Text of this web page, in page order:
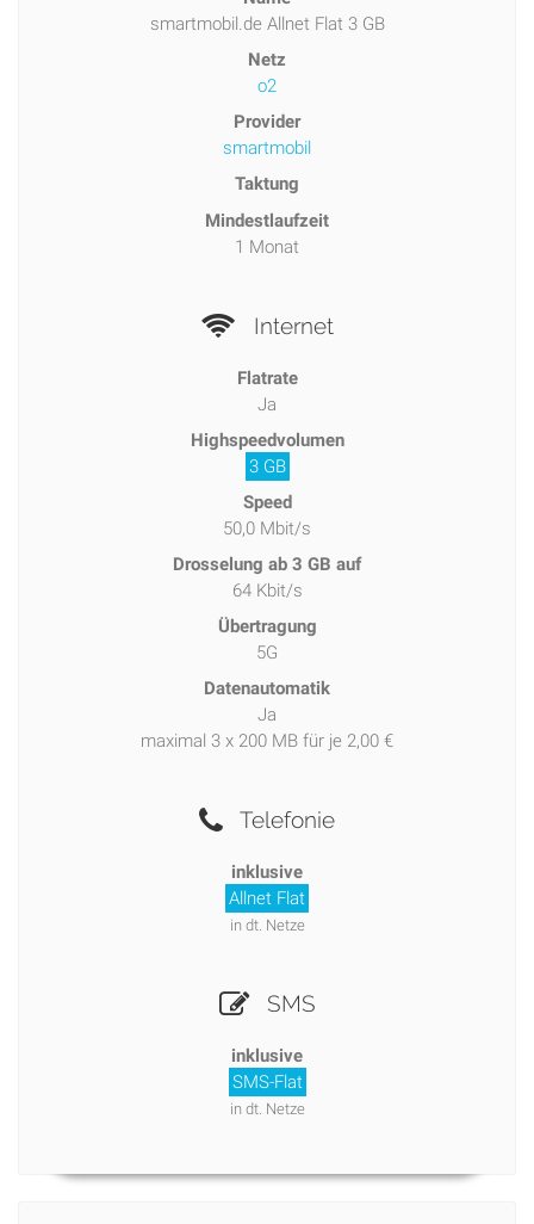
smartmobil.de Allnet Flat 3 GB
Netz
o2
Provider
smartmobil
Taktung
Mindestlaufzeit
1 Monat
Internet
Flatrate
Ja
Highspeedvolumen
3 GB
Speed
50,0 Mbit/s
Drosselung ab 3 GB auf
64 Kbit/s
Übertragung
5G
Datenautomatik
Ja
maximal 3 x 200 MB für je 2,00 €
Telefonie
inklusive
Allnet Flat
in dt. Netze
SMS
inklusive
SMS-Flat
in dt. Netze